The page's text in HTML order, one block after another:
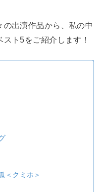
出演作品から、私の中
ト5をご紹介します！
＜クミホ＞